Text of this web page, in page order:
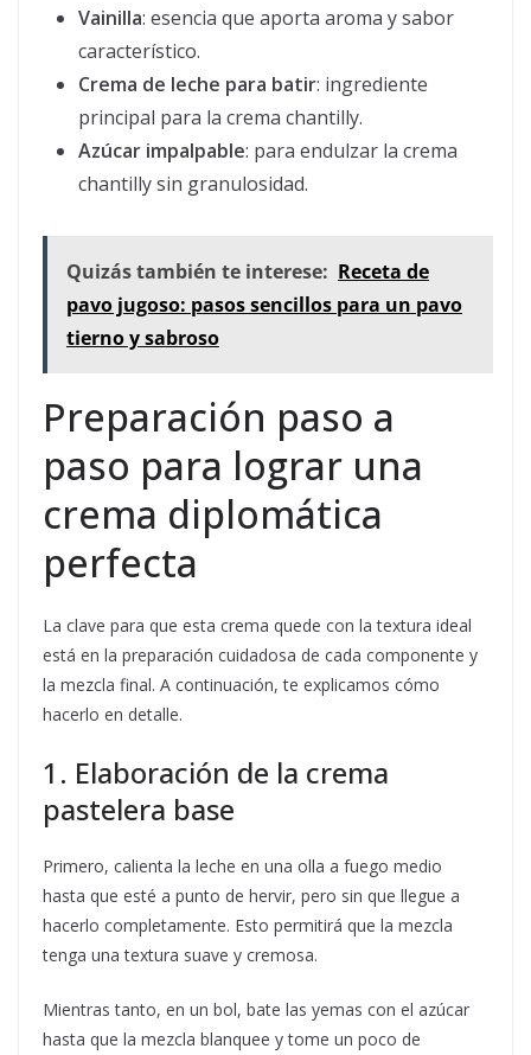
Vainilla: esencia que aporta aroma y sabor
característico.
Crema de leche para batir: ingrediente
principal para la crema chantilly.
Azúcar impalpable: para endulzar la crema
chantilly sin granulosidad.
Quizás también te interese: Receta de
pavo jugoso: pasos sencillos para un pavo
tierno y sabroso
Preparación paso a
paso para lograr una
crema diplomática
perfecta
La clave para que esta crema quede con la textura ideal
está en la preparación cuidadosa de cada componente y
la mezcla final. A continuación, te explicamos cómo
hacerlo en detalle.
1. Elaboración de la crema
pastelera base
Primero, calienta la leche en una olla a fuego medio
hasta que esté a punto de hervir, pero sin que llegue a
hacerlo completamente. Esto permitirá que la mezcla
tenga una textura suave y cremosa.
Mientras tanto, en un bol, bate las yemas con el azúcar
hasta que la mezcla blanquee y tome un poco de